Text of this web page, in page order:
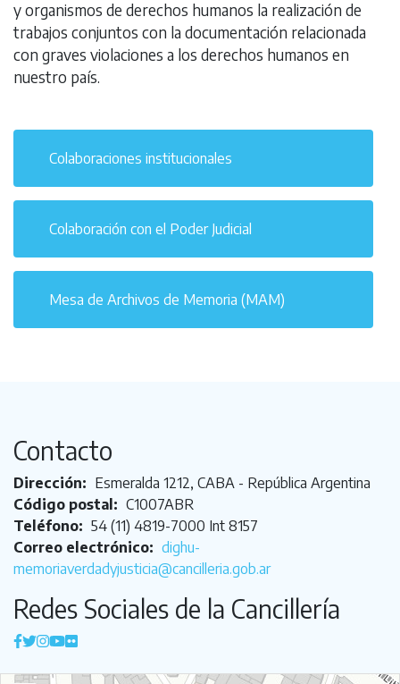
y organismos de derechos humanos la realización de
trabajos conjuntos con la documentación relacionada
con graves violaciones a los derechos humanos en
nuestro país.
Colaboraciones institucionales
Colaboración con el Poder Judicial
Mesa de Archivos de Memoria (MAM)
Contacto
Dirección: Esmeralda 1212, CABA - República Argentina
Código postal: C1007ABR
Teléfono: 54 (11) 4819-7000 Int 8157
Correo electrónico: dighu-
memoriaverdadyjusticia@cancilleria.gob.ar
Redes Sociales de la Cancillería